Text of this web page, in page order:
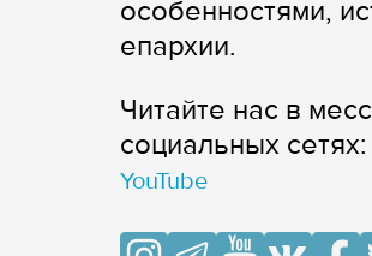
особенностями,
епархии.
Читайте нас в
cоциальных сетях:
YouTube